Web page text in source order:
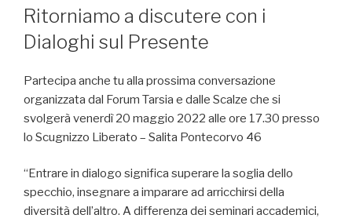
IL
Ritorniamo a discutere con i
Dialoghi sul Presente
Partecipa anche tu alla prossima conversazione
organizzata dal Forum Tarsia e dalle Scalze che si
svolgerà venerdì 20 maggio 2022 alle ore 17.30 presso
lo Scugnizzo Liberato – Salita Pontecorvo 46
“Entrare in dialogo significa superare la soglia dello
specchio, insegnare a imparare ad arricchirsi della
diversità dell’altro. A differenza dei seminari accademici,